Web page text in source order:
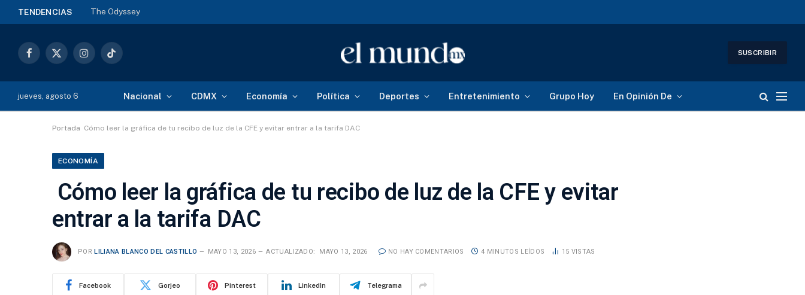
TENDENCIAS The Odyssey
Facebook
X
InstagramTikTok
SUSCRIBIR
jueves, agosto 6 Nacional CDMX Economía Política Deportes Entretenimiento Grupo Hoy En Opinión De
Portada Cómo leer la gráfica de tu recibo de luz de la CFE y evitar entrar a la tarifa DAC
ECONOMÍA
Cómo leer la gráfica de tu recibo de luz de la CFE y evitar
entrar a la tarifa DAC
POR LILIANA BLANCO DEL CASTILLO MAYO 13, 2026 ACTUALIZADO: MAYO 13, 2026 NO HAY COMENTARIOS 4 MINUTOS LEÍDOS 15 VISTAS
Facebook Gorjeo Pinterest LinkedIn Telegrama